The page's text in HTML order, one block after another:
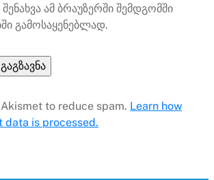
ამ ბრაუზერში შემდგომში
გამოსაყენებლად.
to reduce spam. Learn how
data is processed.